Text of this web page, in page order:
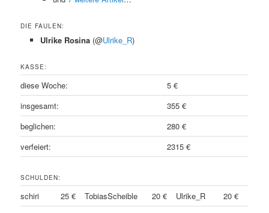
DIE FAULEN:
Ulrike Rosina (@Ulrike_R)
KASSE:
diese Woche:
5 €
insgesamt:
355 €
beglichen:
280 €
verfeiert:
2315 €
SCHULDEN:
schiri 25 € TobiasScheible 20 € Ulrike_R
20 €